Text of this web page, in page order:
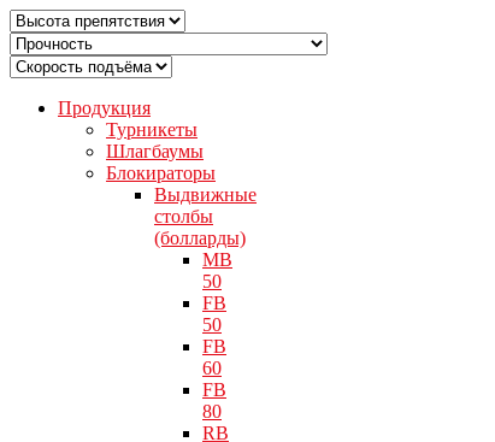
Продукция
Турникеты
Шлагбаумы
Блокираторы
Выдвижные
столбы
(болларды)
MB
50
FB
50
FB
60
FB
80
RB